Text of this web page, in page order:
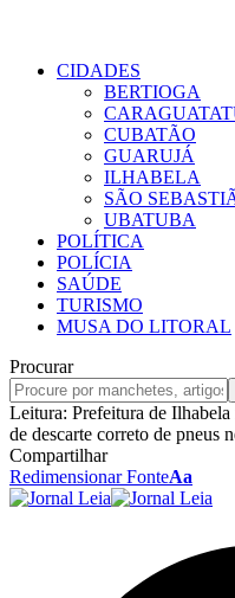
CIDADES
BERTIOGA
CUBATÃO
GUARUJÁ
ILHABELA
SÃO
UBATUBA
POLÍTICA
POLÍCIA
SAÚDE
TURISMO
MUSA DO LITORAL
Procurar
Leitura: Prefeitura de
de descarte correto de pneus
Compartilhar
Redimensionar FonteAa